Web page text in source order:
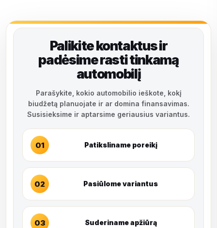
Palikite kontaktus ir
padėsime rasti tinkamą
automobilį
Parašykite, kokio automobilio ieškote, kokį
biudžetą planuojate ir ar domina finansavimas.
Susisieksime ir aptarsime geriausius variantus.
01 Patiksliname poreikį
02 Pasiūlome variantus
03 Suderiname apžiūrą